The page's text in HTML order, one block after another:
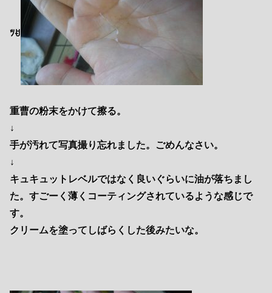
ﾂꀀ
重曹の粉末をかけて擦る。
↓
手が汚れて写真撮り忘れました。ごめんなさい。
↓
キュキュットレベルではなく良いぐらいに油が落ちまし
た。すごーく薄くコーティングされているような感じで
す。
クリームを塗ってしばらくした後みたいな。